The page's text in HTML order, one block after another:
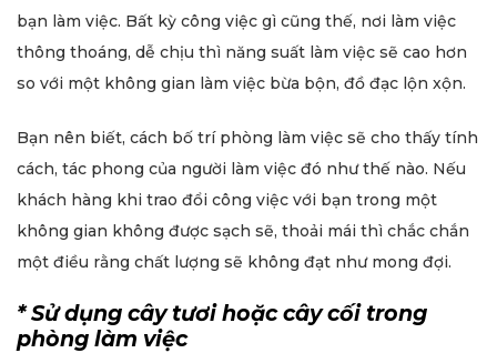
bạn làm việc. Bất kỳ công việc gì cũng thế, nơi làm việc
thông thoáng, dễ chịu thì năng suất làm việc sẽ cao hơn
so với một không gian làm việc bừa bộn, đồ đạc lộn xộn.
Bạn nên biết, cách bố trí phòng làm việc sẽ cho thấy tính
cách, tác phong của người làm việc đó như thế nào. Nếu
khách hàng khi trao đổi công việc với bạn trong một
không gian không được sạch sẽ, thoải mái thì chắc chắn
một điều rằng chất lượng sẽ không đạt như mong đợi.
* Sử dụng cây tươi hoặc cây cối trong
phòng làm việc